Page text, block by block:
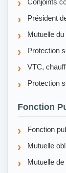
Président
Mutuelle
Protection
VTC,
Protection
Fonction
Fonction
Mutuelle
Mutuelle